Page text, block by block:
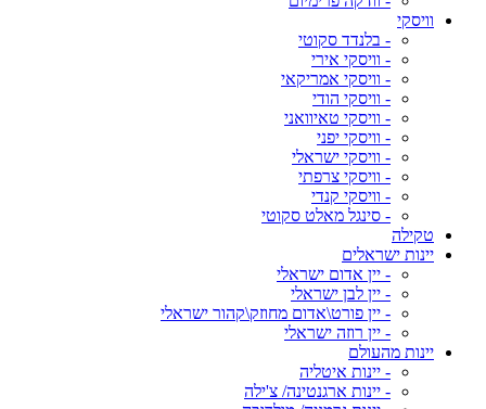
וויסקי
- בלנדד סקוטי
- וויסקי אירי
- וויסקי אמריקאי
- וויסקי הודי
- וויסקי טאיוואני
- וויסקי יפני
- וויסקי ישראלי
- וויסקי צרפתי
- וויסקי קנדי
- סינגל מאלט סקוטי
טקילה
יינות ישראלים
- יין אדום ישראלי
- יין לבן ישראלי
- יין פורט\אדום מחוזק\קהור ישראלי
- יין רוזה ישראלי
יינות מהעולם
- יינות איטליה
- יינות ארגנטינה/ צ'ילה